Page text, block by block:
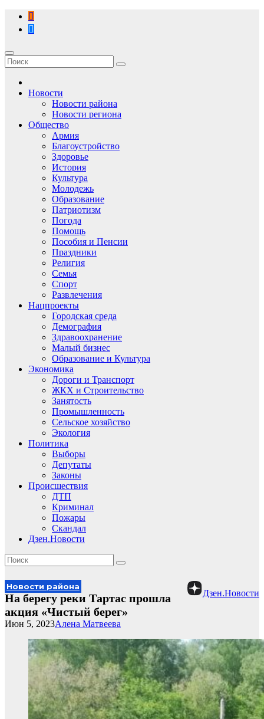
Перейти
содержимому
Новости
Новости района
Новости региона
Общество
Армия
Благоустройство
Здоровье
История
Культура
Молодежь
Образование
Патриотизм
Погода
Помощь
Пособия и Пенсии
Праздники
Религия
Семья
Спорт
Развлечения
Нацпроекты
Городская среда
Демография
Здравоохранение
Малый бизнес
Образование и Культура
Экономика
Дороги и Транспорт
ЖКХ и Строительство
Занятость
Промышленность
Сельское хозяйство
Экология
Политика
Выборы
Депутаты
Законы
Происшествия
ДТП
Криминал
Пожары
Скандал
Дзен.Новости
Дзен.Новости
Новости района
На берегу реки Тартас прошла
акция «Чистый берег»
Алена Матвеева
Июн 5, 2023